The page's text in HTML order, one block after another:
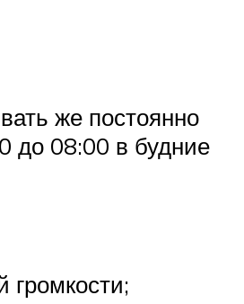
же постоянно
до 08:00 в будние
громкости;